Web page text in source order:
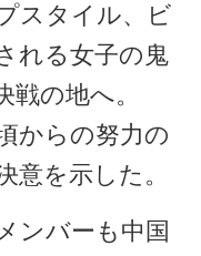
スタイル、ビ
れる女子の鬼
の地へ。
からの努力の
意を示した。
ンバーも中国